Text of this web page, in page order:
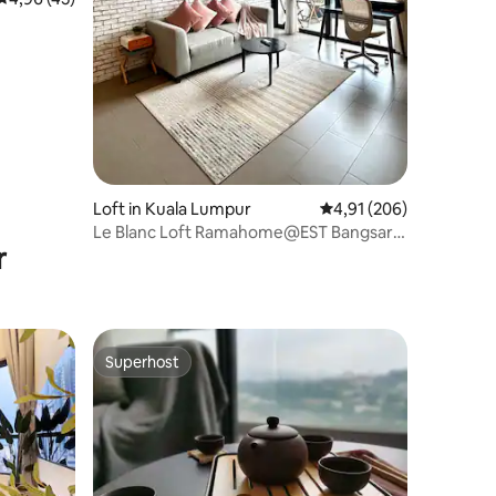
Bewertungen
Loft in Kuala Lumpur Durchschnittliche
4,91 (206)
Le Blanc Loft Ramahome@EST Bangsar
Superhost
Superhost